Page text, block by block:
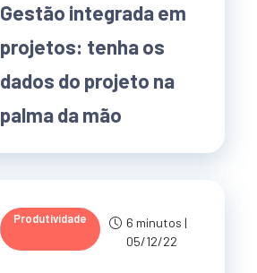
Gestão integrada em
projetos: tenha os
dados do projeto na
palma da mão
Produtividade
6 minutos |
05/12/22